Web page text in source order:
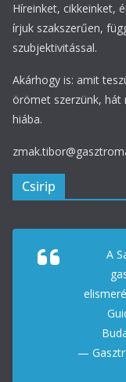
Híreinket, cikkeinket,
írjuk szakszerűen,
szubjektivitással.
Akárhogy is: amit
örömet szerzünk,
hiába.
Csirip
A
—